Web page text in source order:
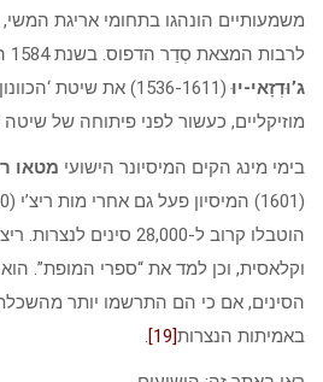
משמעותיים הונהגו בתחומי אריגת
לרבות המצאת סְדַר הדפוס. בשנת 1584 המציא הנסיך-המתמטיקאי
ג’וּדְזָאי-יוּ
(1536-1611) את שיטת
מוזיקליים, כעשור לפני פיתוחה של
בימי מינג הקים המיסיונר הישועי מטאו
הוטבלו קרוב ל-28,000
וקלאסית, וכן למד את “ספרי המופת”.
הסינים, אם כי הם התרשמו יותר
באמיתות הנצרות[19]